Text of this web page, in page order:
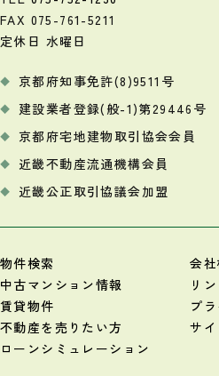
FAX 075-761-5211
定休日 水曜日
京都府知事免許(8)9511号
建設業者登録(般-1)第29446号
京都府宅地建物取引協会会員
近畿不動産流通機構会員
近畿公正取引協議会加盟
物件検索
中古マンション情報
賃貸物件
不動産を売りたい方
ローンシミュレーション
会
リ
プ
サ